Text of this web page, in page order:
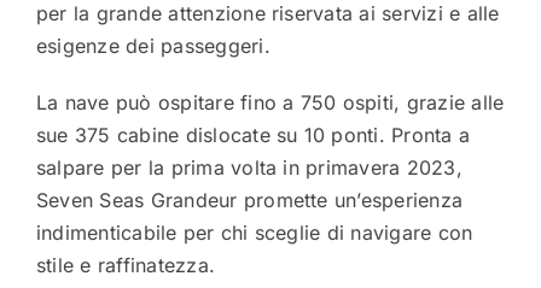
per la grande attenzione riservata ai servizi e alle
esigenze dei passeggeri.
La nave può ospitare fino a 750 ospiti, grazie alle
sue 375 cabine dislocate su 10 ponti. Pronta a
salpare per la prima volta in primavera 2023,
Seven Seas Grandeur promette un’esperienza
indimenticabile per chi sceglie di navigare con
stile e raffinatezza.